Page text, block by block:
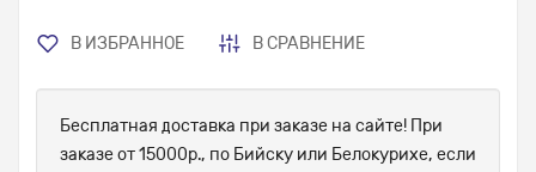
В ИЗБРАННОЕ В СРАВНЕНИЕ
Бесплатная доставка при заказе на сайте! При
заказе от 15000р., по Бийску или Белокурихе, если